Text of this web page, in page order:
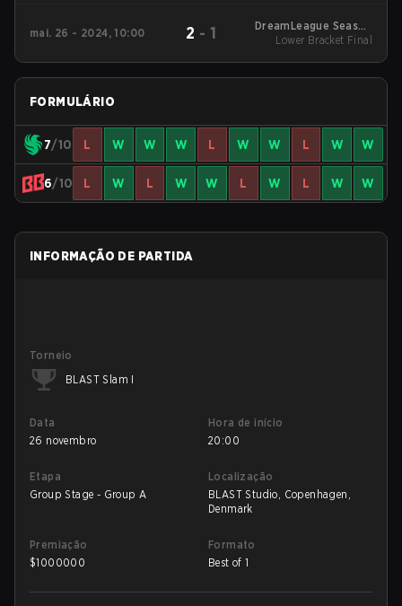
mai. 26 - 2024, 10:00 2 - 1
DreamLeague Season
23 Main Event
Lower Bracket Final
FORMULÁRIO
7/10 L W W W L W W L W W
6/10 L W L W W L W L W W
INFORMAÇÃO DE PARTIDA
Torneio
BLAST Slam I
Data
26 novembro
Hora de início
20:00
Etapa
Group Stage - Group A
Localização
BLAST Studio, Copenhagen,
Denmark
Premiação
$1000000
Formato
Best of 1